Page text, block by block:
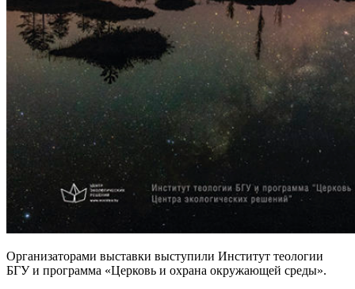
Организаторами выставки выступили Институт теологии
БГУ и программа «Церковь и охрана окружающей среды».